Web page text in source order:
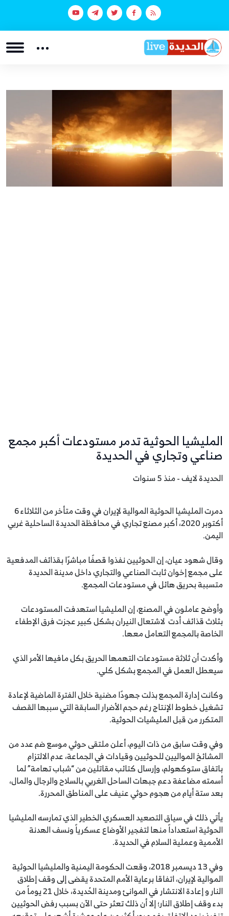
المليشيا الحوثية تدمر مستودعات أكبر مجمع
صناعي وتجاري في الحديدة
الحديدة لايف - منذ 5 سنوات
دمرت المليشيا الحوثية الموالية لإيران في وقت متأخر من الثلاثاء 6
أكتوبر 2020، أكبر مصنع تجاري في محافظة الحديدة الساحلية غربي
اليمن.
وقال شهود عيان، إن الحوثيين نفذوا قصفًا مباشرًا بقذائف المدفعية
على مجمع إخوان ثابت الصناعي والتجاري داخل مدينة الحديدة
متسببة بحريق هائل في مستودعات المجمع.
وأوضح عاملون في المصنع، إن المليشيا استهدفت المستودعات
بثلاث قذائف أدت لاشتعال النيران بشكل كبير عجزت فرق الإطفاء
الخاصة بالمجمع التعامل معها.
وأكدت أن ثلاثة مستودعات التهمها الحريق بكل مافيها الأمر الذي
سيعطل العمل في المجمع بشكل كلي.
وكانت إدارة المجمع بذلت جهودًا مضنية خلال الفترة الماضية لإعادة
تشغيل خطوط الإنتاج رغم حجم الأضرار السابقة التي سببها القصف
المتكرر من قبل المليشيات الحوثية.
وفي وقت سابق من ذات اليوم، أعلن ملتقى حوثي موسع ضم عدد من
المشائخ المواليين للحوثيين وقيادات في الجماعة، عدم الالتزام
باتفاق ستوكهولم، وإرسال كتائب مقاتلين من “شباب تهامة” لما
أسمته مضاعفة دعم جبهات الساحل الغربي بالسلاح والرجال والمال،
بعد ستة أيام من هجوم حوثي عنيف على المناطق المحررة.
يأتي ذلك في سياق التصعيد العسكري الخطير الذي تمارسه المليشيا
الحوثية استعداداً منها لتفجير الأوضاع عسكرياً ونسف الهدنة
الأممية وعملية السلام في الحديدة.
وفي 13 ديسمبر 2018، وقعت الحكومة اليمنية والمليشيا الحوثية
الموالية لإيران، اتفاقا برعاية الأمم المتحدة يقضى إلى وقف إطلاق
النار و إعادة الانتشار في الموانئ ومدينة الحُديدة، خلال 21 يوماً من
بدء وقف إطلاق النار؛ إلا أن ذلك تعثر حتى الآن بسبب رفض الحوثيين